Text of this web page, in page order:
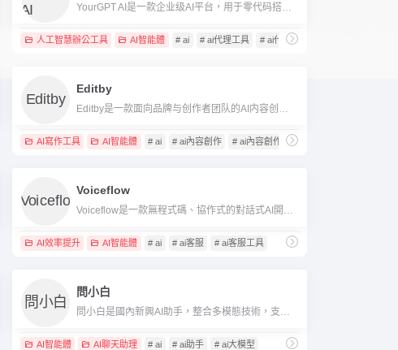
人工智慧辦公工具 AI智能體 # ai # ai代理工具 # ai代理平台
Editby
AI寫作工具 AI智能體 # ai # ai內容創作 # ai內容創作工具
Voiceflow
AI效率提升 AI智能體 # ai # ai客服 # ai客服工具
問小白
AI智能體 AI聊天助理 # ai # ai助手 # ai大模型